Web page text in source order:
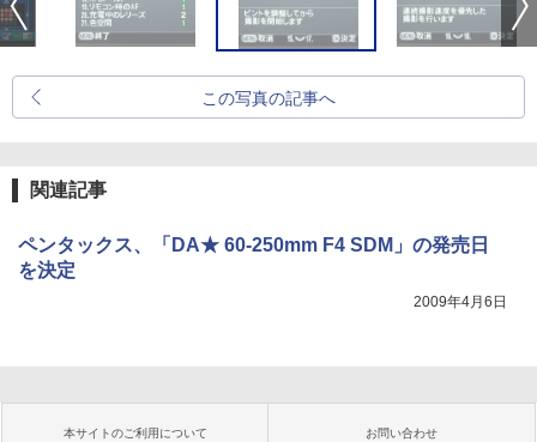
この写真の記事へ
関連記事
ペンタックス、「DA★ 60-250mm F4 SDM」の発売日
を決定
2009年4月6日
本サイトのご利用について お問い合わせ